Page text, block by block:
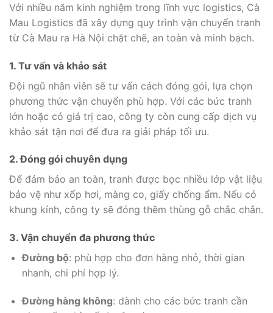
Với nhiều năm kinh nghiệm trong lĩnh vực logistics, Cà
Mau Logistics đã xây dựng quy trình vận chuyển tranh
từ Cà Mau ra Hà Nội chặt chẽ, an toàn và minh bạch.
1. Tư vấn và khảo sát
Đội ngũ nhân viên sẽ tư vấn cách đóng gói, lựa chọn
phương thức vận chuyển phù hợp. Với các bức tranh
lớn hoặc có giá trị cao, công ty còn cung cấp dịch vụ
khảo sát tận nơi để đưa ra giải pháp tối ưu.
2. Đóng gói chuyên dụng
Để đảm bảo an toàn, tranh được bọc nhiều lớp vật liệu
bảo vệ như xốp hơi, màng co, giấy chống ẩm. Nếu có
khung kính, công ty sẽ đóng thêm thùng gỗ chắc chắn.
3. Vận chuyển đa phương thức
Đường bộ: phù hợp cho đơn hàng nhỏ, thời gian
nhanh, chi phí hợp lý.
Đường hàng không: dành cho các bức tranh cần